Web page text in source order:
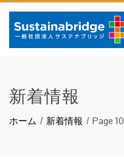
新着情報
ホーム 新着情報 Page 10